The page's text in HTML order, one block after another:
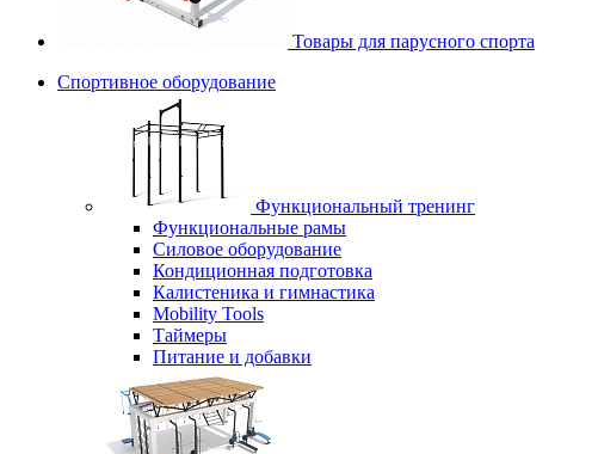
Товары для парусного спорта
Спортивное оборудование
Функциональный тренинг
Функциональные рамы
Силовое оборудование
Кондиционная подготовка
Калистеника и гимнастика
Mobility Tools
Таймеры
Питание и добавки